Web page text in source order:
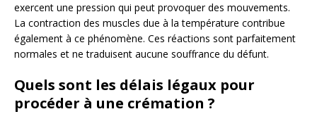
exercent une pression qui peut provoquer des mouvements.
La contraction des muscles due à la température contribue
également à ce phénomène. Ces réactions sont parfaitement
normales et ne traduisent aucune souffrance du défunt.
Quels sont les délais légaux pour
procéder à une crémation ?